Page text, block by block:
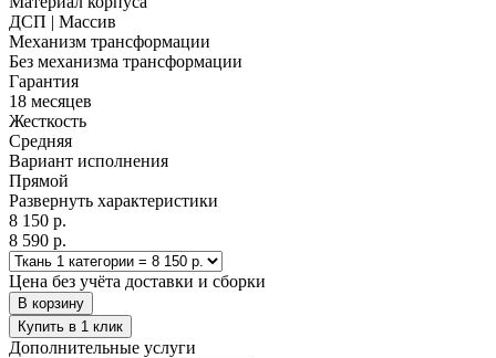
ДСП | Массив
Механизм трансформации
Без механизма трансформации
Гарантия
18 месяцев
Жесткость
Средняя
Вариант исполнения
Прямой
Развернуть характеристики
8 150 р.
8 590 р.
Цена без учёта доставки и сборки
В корзину
Купить в 1 клик
Дополнительные услуги